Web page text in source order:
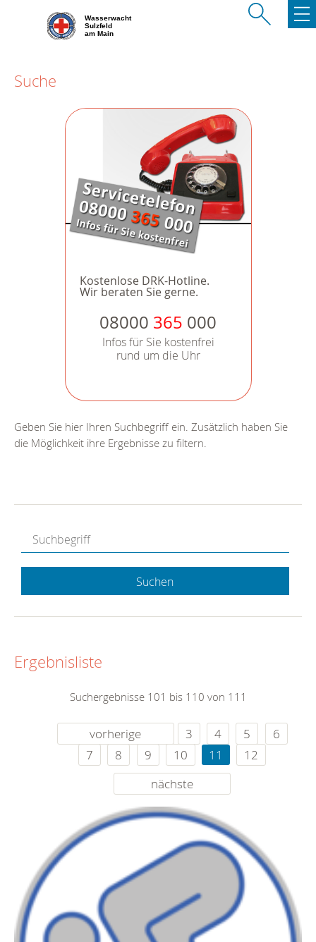
Wasserwacht
Sulzfeld
am Main
Suche
Kostenlose DRK-Hotline.
Wir beraten Sie gerne.
08000 365 000
Infos für Sie kostenfrei
rund um die Uhr
Geben Sie hier Ihren Suchbegriff ein. Zusätzlich haben Sie
die Möglichkeit ihre Ergebnisse zu filtern.
Suchen
Ergebnisliste
Suchergebnisse 101 bis 110 von 111
vorherige 3 4 5
6
7
8 9 10 11
12
nächste